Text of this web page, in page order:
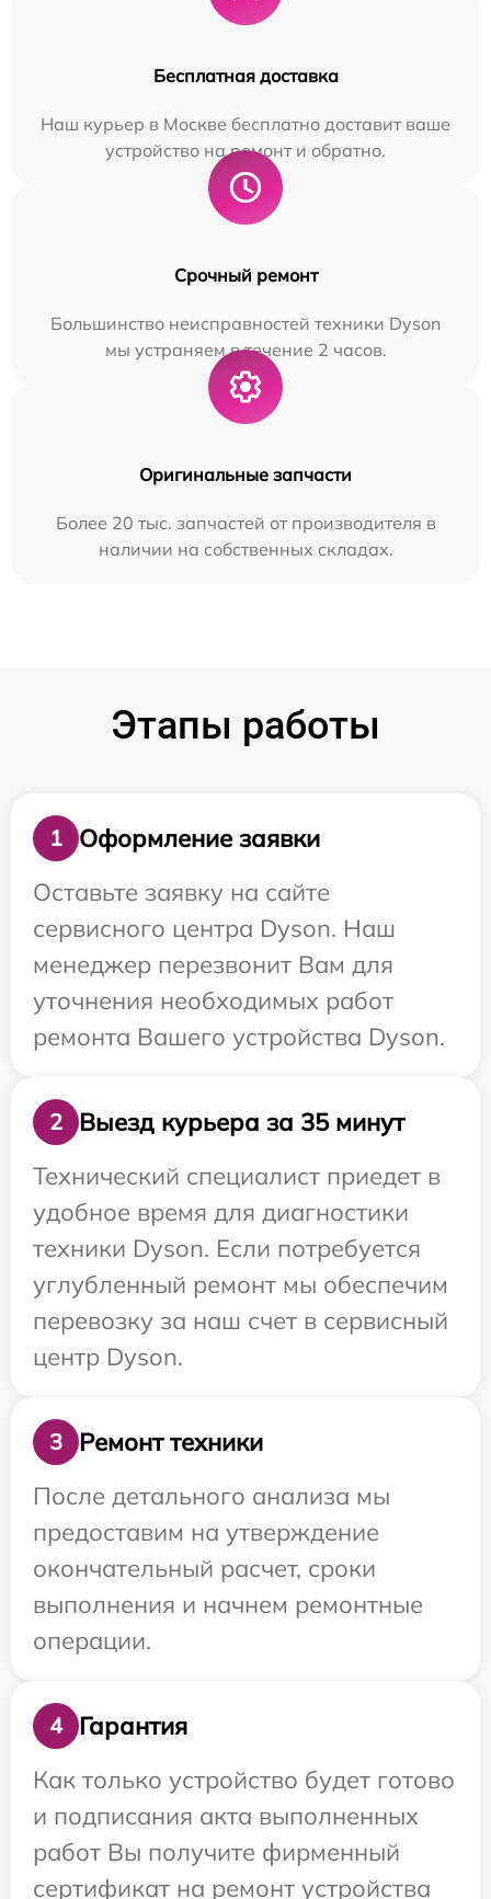
Бесплатная доставка
Наш курьер в Москве бесплатно доставит ваше
устройство на ремонт и обратно.
Срочный ремонт
Большинство неисправностей техники Dyson
мы устраняем в течение 2 часов.
Оригинальные запчасти
Более 20 тыс. запчастей от производителя в
наличии на собственных складах.
Этапы работы
1
Оформление заявки
Оставьте заявку на сайте
сервисного центра Dyson. Наш
менеджер перезвонит Вам для
уточнения необходимых работ
ремонта Вашего устройства Dyson.
2
Выезд курьера за 35 минут
Технический специалист приедет в
удобное время для диагностики
техники Dyson. Если потребуется
углубленный ремонт мы обеспечим
перевозку за наш счет в сервисный
центр Dyson.
3
Ремонт техники
После детального анализа мы
предоставим на утверждение
окончательный расчет, сроки
выполнения и начнем ремонтные
операции.
4
Гарантия
Как только устройство будет готово
и подписания акта выполненных
работ Вы получите фирменный
сертификат на ремонт устройства